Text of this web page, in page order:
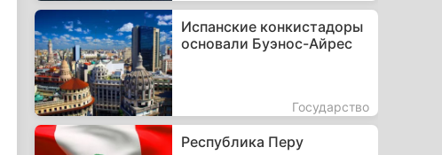
Испанские конкистадоры
основали Буэнос-Айрес
Государство
Республика Перу